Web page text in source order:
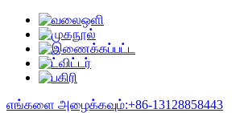
எங்களை அழைக்கவும்:+86-13128858443